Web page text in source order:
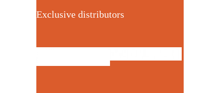
Exclusive distributors